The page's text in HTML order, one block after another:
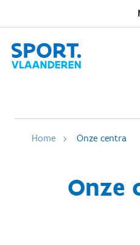
Home Onze centra
Onze